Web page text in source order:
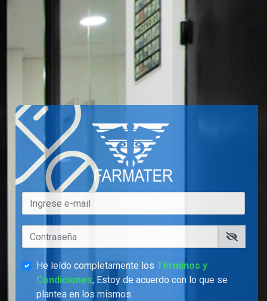
He leído completamente los Términos y
Condiciones, Estoy de acuerdo con lo que se
plantea en los mismos.